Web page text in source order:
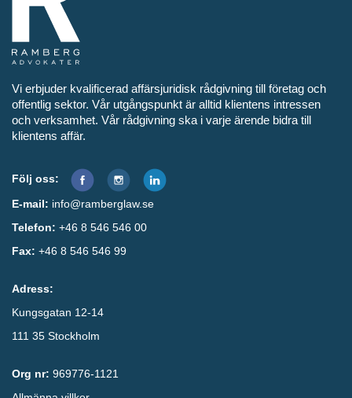
Vi erbjuder kvalificerad affärsjuridisk rådgivning till företag och
offentlig sektor. Vår utgångspunkt är alltid klientens intressen
och verksamhet. Vår rådgivning ska i varje ärende bidra till
klientens affär.
Följ oss:
E-mail: info@ramberglaw.se
Telefon: +46 8 546 546 00
Fax: +46 8 546 546 99
Adress:
Kungsgatan 12-14
111 35 Stockholm
Org nr: 969776-1121